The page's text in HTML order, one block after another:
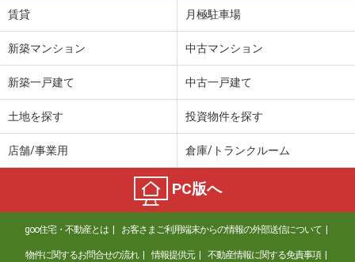
賃貸 月極駐車場
新築マンション 中古マンション
新築一戸建て 中古一戸建て
土地を探す 投資物件を探す
店舗/事業用 倉庫/トランクルーム
PC版へ
goo住宅・不動産とは お客さまご利用端末からの情報の外部送信について
物件に関するお問合せの流れ 情報提供元 不動産情報に関する免責事項